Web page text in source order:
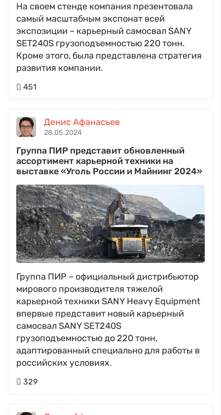
На своем стенде компания презентовала
самый масштабным экспонат всей
экспозиции – карьерный самосвал SANY
SET240S грузоподъемностью 220 тонн.
Кроме этого, была представлена стратегия
развития компании.
451
Денис Афанасьев
28.05.2024
Группа ПИР представит обновленный
ассортимент карьерной техники на
выставке «Уголь России и Майнинг 2024»
Группа ПИР – официальный дистрибьютор
мирового производителя тяжелой
карьерной техники SANY Heavy Equipment
впервые представит новый карьерный
самосвал SANY SET240S
грузоподъемностью до 220 тонн,
адаптированный специально для работы в
российских условиях.
329